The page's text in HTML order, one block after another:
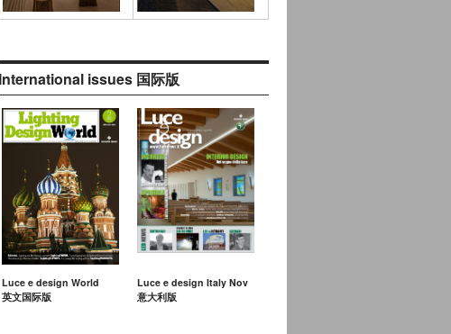
International issues 国际版
Luce e design World
英文国际版
Luce e design Italy Nov
意大利版